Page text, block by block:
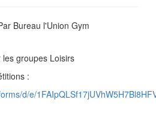
Bureau l'Union Gym
groupes Loisirs
:
d/e/